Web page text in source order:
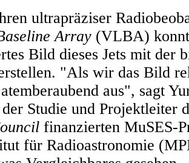
ultrapräziser
Array (VLBA)
Bild dieses Jets mit der
"Als wir das Bild
aus", sagt
Studie und Projektleiter
finanzierten MuSES-
für Radioastronomie